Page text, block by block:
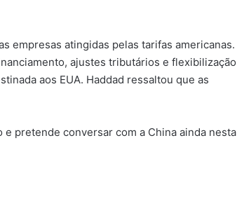
empresas atingidas pelas tarifas americanas.
ajustes tributários e flexibilização
aos EUA. Haddad ressaltou que as
pretende conversar com a China ainda nesta